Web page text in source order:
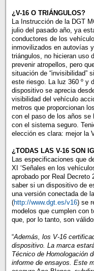
¿V-16 O TRIÁNGULOS?
La Instrucción de la DGT
julio del pasado año, ya
conductores de los
inmovilizados en autovías
triángulos, no hicieran uso
prevenir atropellos, pero
situación de “invisibilidad”
este riesgo. La luz 360 º y
dispositivo se aprecia
visibilidad del vehículo
metros que proporcionan
con el paso de los años se
con el sistema seguro.
elección es clara: mejor la
¿TODAS LAS V-16 SON
Las especificaciones que
XI ‘Señales en los
aprobado por Real Decreto
saber si un dispositivo de
una versión conectada de
(http://www.dgt.es/v16) se
modelos que cumplen con
que, por lo tanto, son
“Además, los V-16
dispositivo. La marca
Técnico de Homologación
informe de ensayos. Este